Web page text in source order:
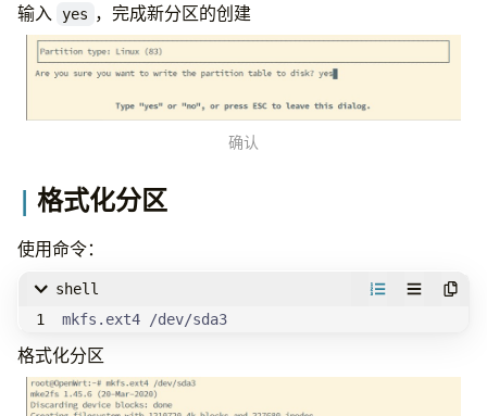
输入 yes ，完成新分区的创建
确认
格式化分区
使用命令：
shell
mkfs.ext4 /dev/sda3
格式化分区